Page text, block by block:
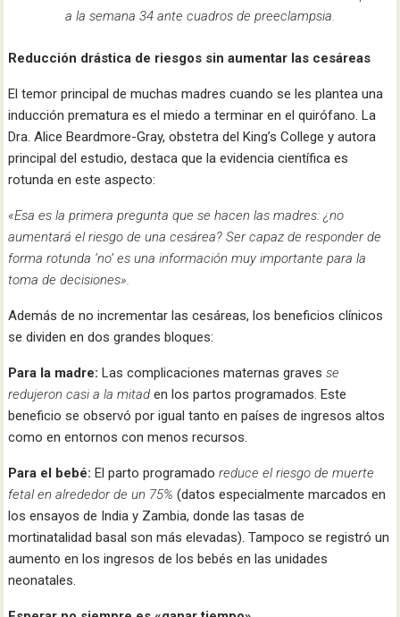
a la semana 34 ante cuadros de preeclampsia.
Reducción drástica de riesgos sin aumentar las cesáreas
El temor principal de muchas madres cuando se les plantea una
inducción prematura es el miedo a terminar en el quirófano. La
Dra. Alice Beardmore-Gray, obstetra del King’s College y autora
principal del estudio, destaca que la evidencia científica es
rotunda en este aspecto:
«Esa es la primera pregunta que se hacen las madres: ¿no
aumentará el riesgo de una cesárea? Ser capaz de responder de
forma rotunda ‘no’ es una información muy importante para la
toma de decisiones».
Además de no incrementar las cesáreas, los beneficios clínicos
se dividen en dos grandes bloques:
Para la madre: Las complicaciones maternas gravesse
redujeron casi a la mitad en los partos programados. Este
beneficio se observó por igual tanto en países de ingresos altos
como en entornos con menos recursos.
Para el bebé: El parto programadoreduce el riesgo de muerte
fetal en alrededor de un 75% (datos especialmente marcados en
los ensayos de India y Zambia, donde las tasas de
mortinatalidad basal son más elevadas). Tampoco se registró un
aumento en los ingresos de los bebés en las unidades
neonatales.